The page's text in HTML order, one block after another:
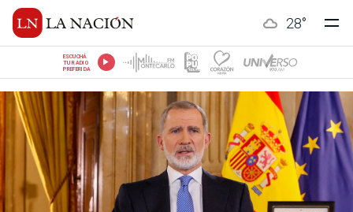
28°
ESCUCHÁ
TU RADIO
PREFERIDA